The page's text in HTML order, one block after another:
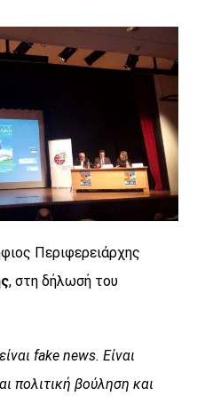
Περιφερειάρχης
, στη δήλωσή του
fake news. Είναι
πολιτική βούληση και